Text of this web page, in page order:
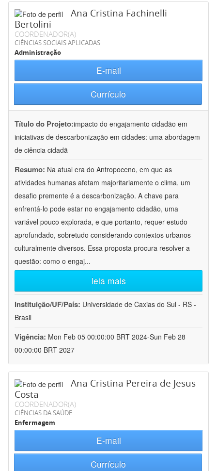
Ana Cristina Fachinelli
Bertolini
COORDENADOR(A)
CIÊNCIAS SOCIAIS APLICADAS
Administração
E-mail
Currículo
Título do Projeto:impacto do engajamento cidadão em
iniciativas de descarbonização em cidades: uma abordagem
de ciência cidadã
Resumo: Na atual era do Antropoceno, em que as
atividades humanas afetam majoritariamente o clima, um
desafio premente é a descarbonização. A chave para
enfrentá-lo pode estar no engajamento cidadão, uma
variável pouco explorada, e que portanto, requer estudo
aprofundado, sobretudo considerando contextos urbanos
culturalmente diversos. Essa proposta procura resolver a
questão: como o engaj...
leia mais
Instituição/UF/País: Universidade de Caxias do Sul - RS -
Brasil
Vigência: Mon Feb 05 00:00:00 BRT 2024-Sun Feb 28
00:00:00 BRT 2027
Ana Cristina Pereira de Jesus
Costa
COORDENADOR(A)
CIÊNCIAS DA SAÚDE
Enfermagem
E-mail
Currículo